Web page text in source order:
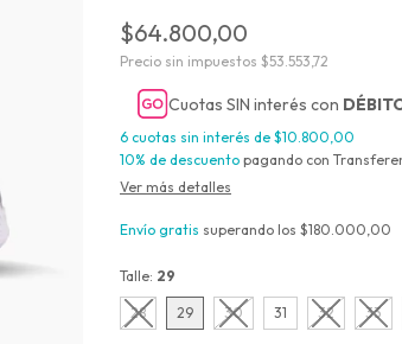
$64.800,00
Precio sin impuestos $53.553,72
Cuotas SIN interés con
6 cuotas sin interés de $10.800,00
10% de descuento pagando con
Ver más detalles
Envío gratis superando los $180.000,00
Talle: 29
28 29 30 31 32 33